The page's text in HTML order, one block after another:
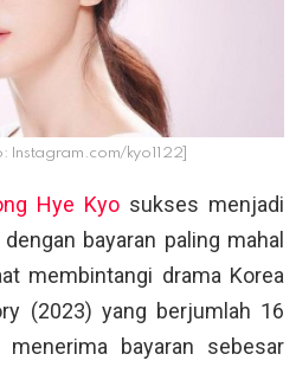
Instagram.com/kyo1122]
Hye Kyo sukses menjadi
bayaran paling mahal
membintangi drama Korea
(2023) yang berjumlah 16
menerima bayaran sebesar